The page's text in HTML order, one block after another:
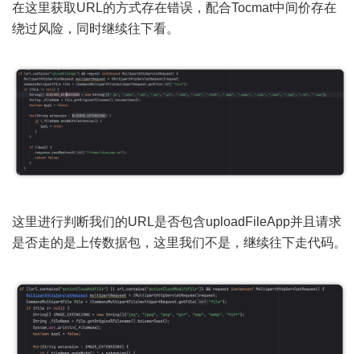
在这里获取URL的方式存在错误，配合Tocmat中间价存在
绕过风险，同时继续往下看。
这里进行判断我们的URL是否包含uploadFileApp并且请求
是否走的是上传数据包，这里我们不是，继续往下走代码。